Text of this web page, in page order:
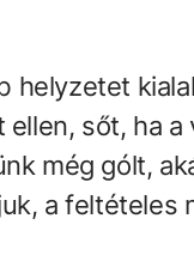
helyzetet
sőt, ha a
még gólt,
a feltételes